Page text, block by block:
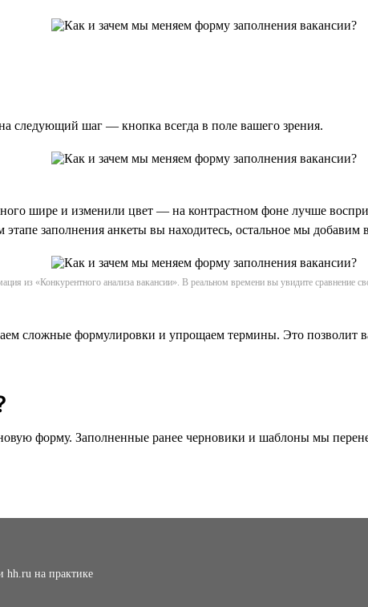
следующий шаг — кнопка всегда в поле вашего зрения.
шире и изменили цвет — на контрастном фоне лучше
заполнения анкеты вы находитесь, остальное мы
из «Конкурентного анализа вакансии». В реальном времени вы увидите сравнение
сложные формулировки и упрощаем термины. Это позволит
форму. Заполненные ранее черновики и шаблоны мы
hh.ru на практике